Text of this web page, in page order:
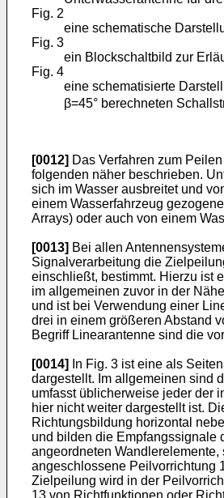
Fig. 2
eine schematische
Fig. 3
ein Blockschaltbild zur
Fig. 4
eine schematisierte
β=45° berechneten
[0012] Das Verfahren zum
folgenden näher beschrieben.
sich im Wasser ausbreitet und
einem Wasserfahrzeug
Arrays) oder auch von einem
[0013] Bei allen
Signalverarbeitung die
einschließt, bestimmt. Hierzu ist
im allgemeinen zuvor in der
und ist bei Verwendung einer
drei in einem größeren Abstand
Begriff Linearantenne sind die
[0014]
In Fig. 3 ist eine als
dargestellt. Im allgemeinen sind
umfasst üblicherweise jeder der
hier nicht weiter dargestellt ist.
Richtungsbildung horizontal
und bilden die Empfangssignale
angeordneten
angeschlossene Peilvorrichtung
Zielpeilung wird in der